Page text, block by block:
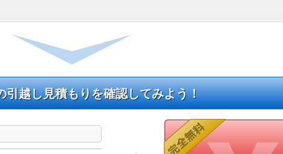
引越し見積もりを確認してみよう！